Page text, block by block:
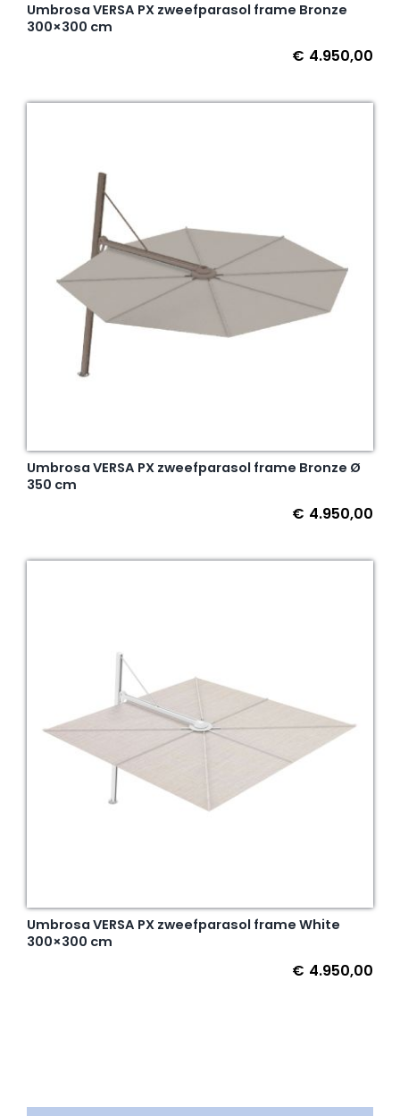
Umbrosa VERSA PX zweefparasol frame Bronze
300×300 cm
€ 4.950,00
Umbrosa VERSA PX zweefparasol frame Bronze Ø
350 cm
€ 4.950,00
Umbrosa VERSA PX zweefparasol frame White
300×300 cm
€ 4.950,00